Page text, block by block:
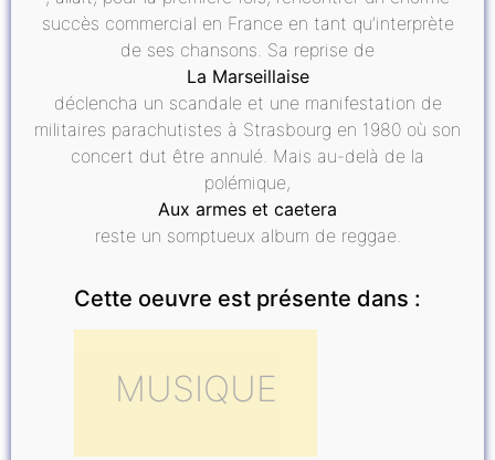
succès commercial en France en tant qu’interprète
de ses chansons. Sa reprise de
La Marseillaise
déclencha un scandale et une manifestation de
militaires parachutistes à Strasbourg en 1980 où son
concert dut être annulé. Mais au-delà de la
polémique,
Aux armes et caetera
reste un somptueux album de reggae.
Cette oeuvre est présente dans :
MUSIQUE